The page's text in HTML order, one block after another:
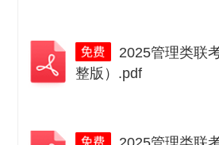
整版）.pdf